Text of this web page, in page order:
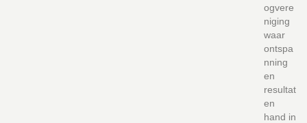
ogvere
niging
waar
ontspa
nning
en
resultat
en
hand in